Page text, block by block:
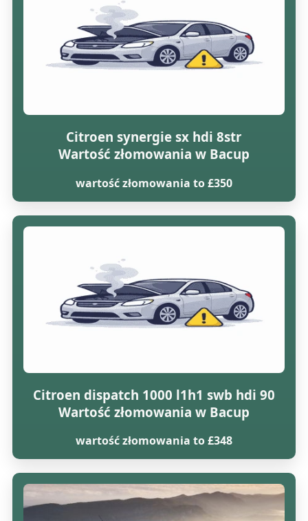
Citroen synergie sx hdi 8str
Wartość złomowania w Bacup
wartość złomowania to £350
Citroen dispatch 1000 l1h1 swb hdi 90
Wartość złomowania w Bacup
wartość złomowania to £348